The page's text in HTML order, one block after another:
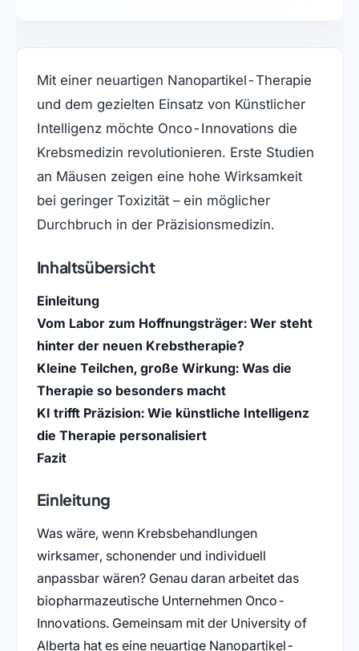
Mit einer neuartigen Nanopartikel-Therapie
und dem gezielten Einsatz von Künstlicher
Intelligenz möchte Onco-Innovations die
Krebsmedizin revolutionieren. Erste Studien
an Mäusen zeigen eine hohe Wirksamkeit
bei geringer Toxizität – ein möglicher
Durchbruch in der Präzisionsmedizin.
Inhaltsübersicht
Einleitung
Vom Labor zum Hoffnungsträger: Wer steht
hinter der neuen Krebstherapie?
Kleine Teilchen, große Wirkung: Was die
Therapie so besonders macht
KI trifft Präzision: Wie künstliche Intelligenz
die Therapie personalisiert
Fazit
Einleitung
Was wäre, wenn Krebsbehandlungen
wirksamer, schonender und individuell
anpassbar wären? Genau daran arbeitet das
biopharmazeutische Unternehmen Onco-
Innovations. Gemeinsam mit der University of
Alberta hat es eine neuartige Nanopartikel-